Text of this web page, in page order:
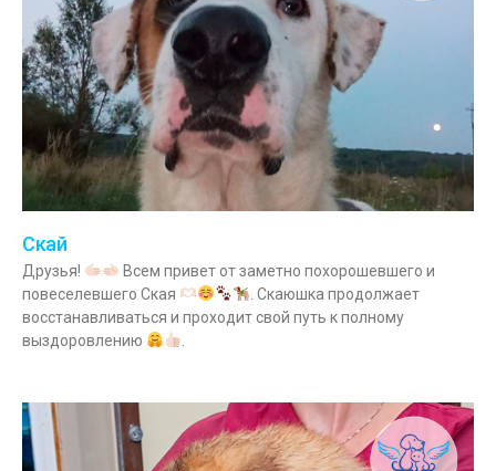
Скай
Друзья!
Всем привет от заметно похорошевшего и
повеселевшего Ская
. Скаюшка продолжает
восстанавливаться и проходит свой путь к полному
выздоровлению